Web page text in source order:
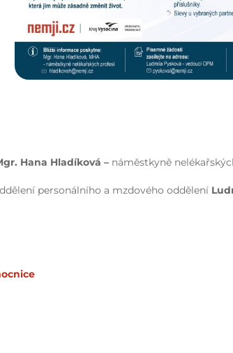
Hana Hladíková – náměstkyně
personálního a mzdového oddělení